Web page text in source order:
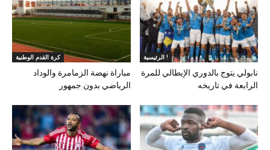
كرة القدم الوطنية
مباراة نهضة الزمامرة والوداد
الرياضي بدون جمهور
الرئيسية !
نابولي يتوج بالدوري الإيطالي للمرة
الرابعة في تاريخه